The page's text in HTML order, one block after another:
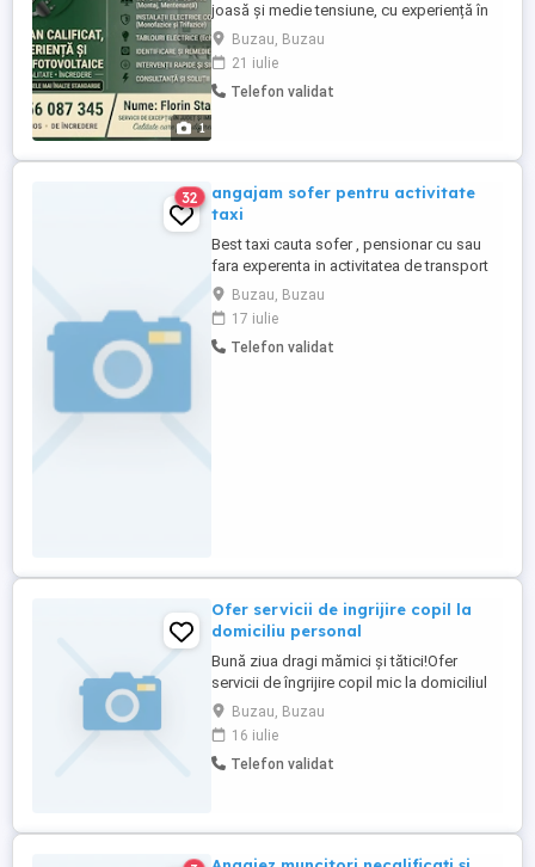
1
joasă și medie tensiune, cu experiență în
instalații electrice rezidențiale și sisteme
fotovoltaice. Sunt manager la o firmă
autorizată ANRE ce vinde și instalează
sisteme fotovoltaice, pot oferi soluții și
Buzau, Buzau
21 iulie
Telefon validat
32
angajam sofer pentru activitate
taxi
Best taxi cauta sofer , pensionar cu sau
fara experenta in activitatea de transport
persoane cu taxiul,se ofera contract de
munca , un job perfect pentru un
pensionar ce vrea sa isi rotunjeasca
veniturile intr-un mod lejer.
Buzau, Buzau
17 iulie
Telefon validat
Ofer servicii de ingrijire copil la
domiciliu personal
Bună ziua dragi mămici și tătici!Ofer
servicii de îngrijire copil mic la domiciliul
meu,la curte,din Buzău.Sunt o persoană
responsabilă,calmă ,curată,responsabilă
cu experiență(fostă bonă,am nepoți)Ofer
mediu sigur,curat,igienizat,adaptat pt
Buzau, Buzau
16 iulie
Telefon validat